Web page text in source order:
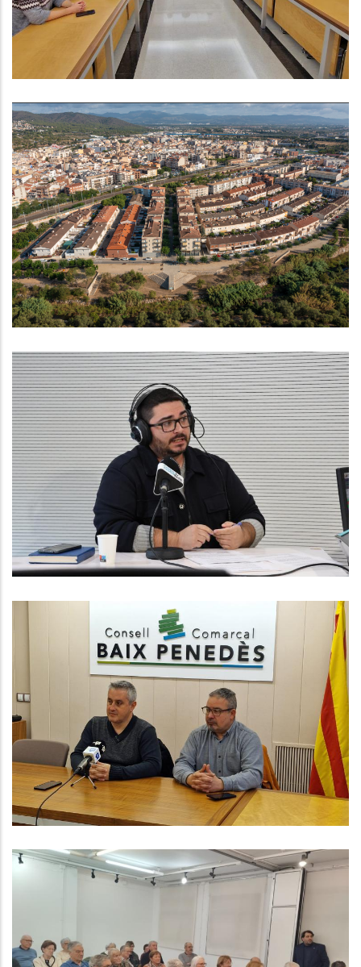
Altres
El Consell Comarcal Del Baix
Penedès Valora Molt Positivament
La Inversió De Més De 7 Milions
D'euros Del Nou PUOSC
Altres
ENTREVISTA A CHRISTIAN
MARTÍNEZ. CONSELLER DE SERVEIS
SOCIALS AL CONSELL COMARCAL
Altres
El Consell Comarcal Del Baix
Penedès Anuncia Un Acord
Imminent Amb Els Treballadors
Per Posar Fi Al Conflicte Laboral
Altres
Trobada Del Consell Consultiu De
La Gent Gran Del Baix Penedès